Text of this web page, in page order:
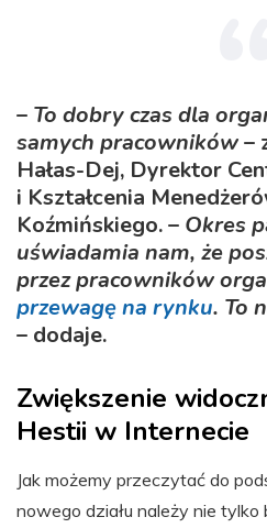
– To dobry czas dla
samych pracowników–
Hałas-Dej, Dyrektor
i Kształcenia
Koźmińskiego. – Okres
uświadamia nam, że
przez pracowników
przewagę na rynku. To
– dodaje.
Zwiększenie
Hestii w Internecie
Jak możemy przeczytać do
nowego działu należy nie